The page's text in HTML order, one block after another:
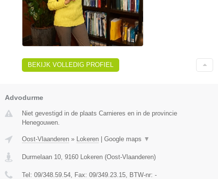
BEKIJK VOLLEDIG PROFIEL
Advodurme
Niet gevestigd in de plaats Carnieres en in de provincie
Henegouwen.
Oost-Vlaanderen » Lokeren Google maps ▼
Durmelaan 10 9160 Lokeren (Oost-Vlaanderen)
Tel: 09/348.59.54 , Fax: 09/349.23.15 , BTW-nr: -